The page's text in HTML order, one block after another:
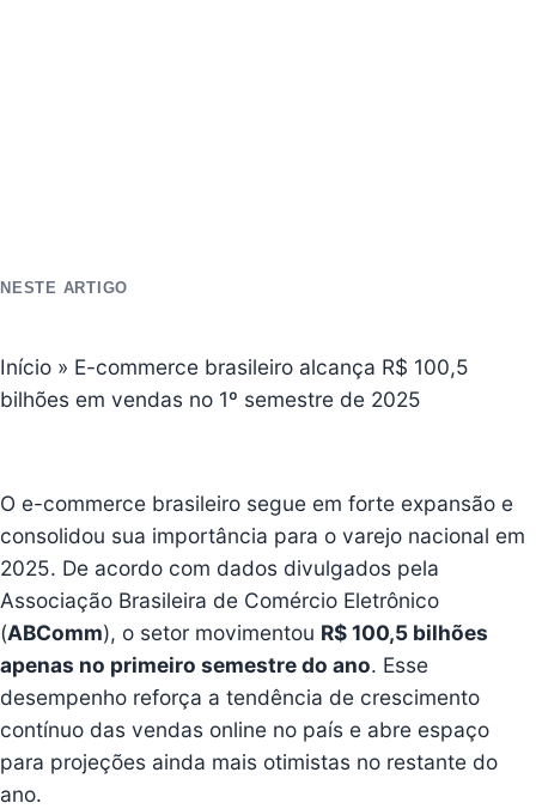
NESTE ARTIGO
Início » E-commerce brasileiro alcança R$ 100,5
bilhões em vendas no 1º semestre de 2025
O e-commerce brasileiro segue em forte expansão e
consolidou sua importância para o varejo nacional em
2025. De acordo com dados divulgados pela
Associação Brasileira de Comércio Eletrônico
(ABComm), o setor movimentou R$ 100,5 bilhões
apenas no primeiro semestre do ano. Esse
desempenho reforça a tendência de crescimento
contínuo das vendas online no país e abre espaço
para projeções ainda mais otimistas no restante do
ano.